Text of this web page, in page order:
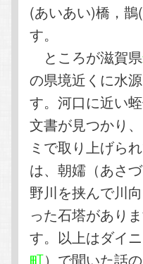
(あいあい)橋，
す。
ところが滋賀県
の県境近くに水
す。河口に近い
文書が見つかり
ミで取り上げら
は、朝嬬（あさ
野川を挟んで川
った石塔があり
す。以上はダイ
町）で聞いた話